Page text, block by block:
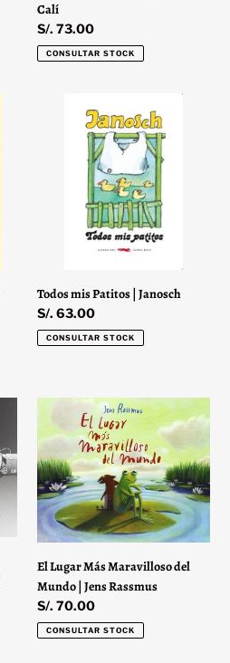
Calí
Precio
habitual
S/. 73.00
CONSULTAR STOCK
Todos mis Patitos | Janosch
Precio
habitual
S/. 63.00
CONSULTAR STOCK
Lugar
Más
Maravilloso
del
Mundo
|
Jens
Rassmus
El Lugar Más Maravilloso del
Mundo | Jens Rassmus
Precio
habitual
S/. 70.00
CONSULTAR STOCK